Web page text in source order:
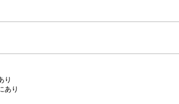
り
あり